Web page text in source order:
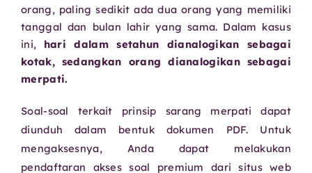
orang, paling sedikit ada dua orang yang memiliki
tanggal dan bulan lahir yang sama. Dalam kasus
ini, hari dalam setahun dianalogikan sebagai
kotak, sedangkan orang dianalogikan sebagai
merpati.
Soal-soal terkait prinsip sarang merpati dapat
diunduh dalam bentuk dokumen PDF. Untuk
mengaksesnya, Anda dapat melakukan
pendaftaran akses soal premium dari situs web